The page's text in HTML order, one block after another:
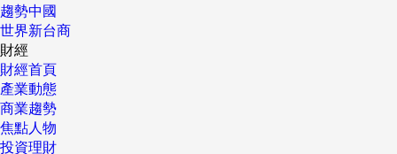
趨勢中國
世界新台商
財經
財經首頁
產業動態
商業趨勢
焦點人物
投資理財